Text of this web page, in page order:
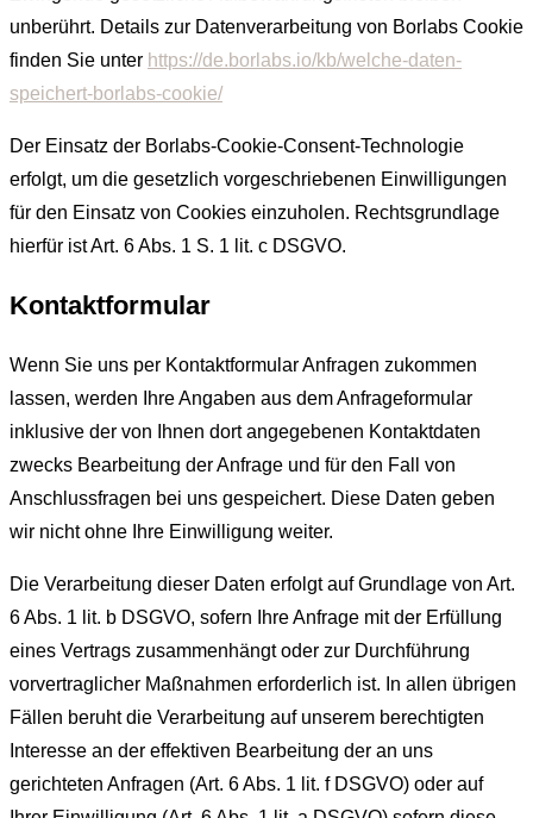
unberührt. Details zur Datenverarbeitung von Borlabs Cookie
finden Sie unter https://de.borlabs.io/kb/welche-daten-
speichert-borlabs-cookie/
Der Einsatz der Borlabs-Cookie-Consent-Technologie
erfolgt, um die gesetzlich vorgeschriebenen Einwilligungen
für den Einsatz von Cookies einzuholen. Rechtsgrundlage
hierfür ist Art. 6 Abs. 1 S. 1 lit. c DSGVO.
Kontaktformular
Wenn Sie uns per Kontaktformular Anfragen zukommen
lassen, werden Ihre Angaben aus dem Anfrageformular
inklusive der von Ihnen dort angegebenen Kontaktdaten
zwecks Bearbeitung der Anfrage und für den Fall von
Anschlussfragen bei uns gespeichert. Diese Daten geben
wir nicht ohne Ihre Einwilligung weiter.
Die Verarbeitung dieser Daten erfolgt auf Grundlage von Art.
6 Abs. 1 lit. b DSGVO, sofern Ihre Anfrage mit der Erfüllung
eines Vertrags zusammenhängt oder zur Durchführung
vorvertraglicher Maßnahmen erforderlich ist. In allen übrigen
Fällen beruht die Verarbeitung auf unserem berechtigten
Interesse an der effektiven Bearbeitung der an uns
gerichteten Anfragen (Art. 6 Abs. 1 lit. f DSGVO) oder auf